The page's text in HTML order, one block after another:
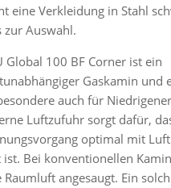
eine Verkleidung in Stahl
zur Auswahl.
Global 100 BF Corner ist ein
Gaskamin und
auch für
Luftzufuhr sorgt dafür,
optimal mit
ist. Bei konventionellen
Raumluft angesaugt. Ein solch